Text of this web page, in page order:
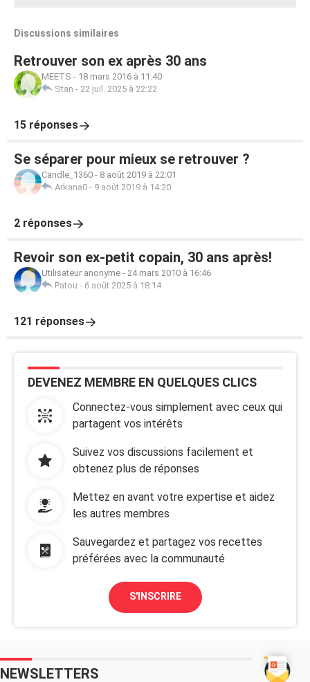
Discussions similaires
Retrouver son ex après 30 ans
MEETS - 18 mars 2016 à 11:40
Stan - 22 juil. 2025 à 22:22
15 réponses
Se séparer pour mieux se retrouver ?
Candle_1360 - 8 août 2019 à 22:01
Arkana0 - 9 août 2019 à 14:20
2 réponses
Revoir son ex-petit copain, 30 ans après!
Utilisateur anonyme - 24 mars 2010 à 16:46
Patou - 6 août 2025 à 18:14
121 réponses
DEVENEZ MEMBRE EN QUELQUES CLICS
Connectez-vous simplement avec ceux qui
partagent vos intérêts
Suivez vos discussions facilement et
obtenez plus de réponses
Mettez en avant votre expertise et aidez
les autres membres
Sauvegardez et partagez vos recettes
préférées avec la communauté
S'INSCRIRE
NEWSLETTERS